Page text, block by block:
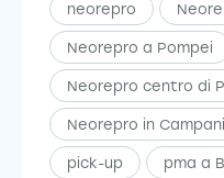
neorepro
Neorepro a Pompei
Neorepro centro di
Neorepro in
pick-up pma a